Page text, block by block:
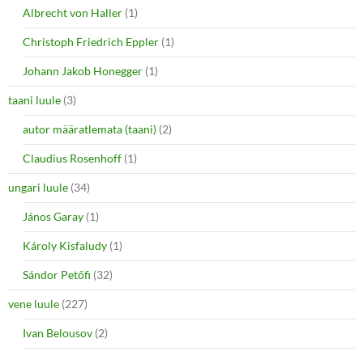
Albrecht von Haller (1)
Christoph Friedrich Eppler (1)
Johann Jakob Honegger (1)
taani luule (3)
autor määratlemata (taani) (2)
Claudius Rosenhoff (1)
ungari luule (34)
János Garay (1)
Károly Kisfaludy (1)
Sándor Petőfi (32)
vene luule (227)
Ivan Belousov (2)